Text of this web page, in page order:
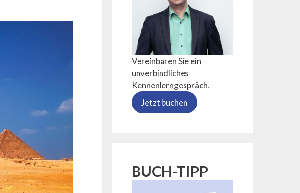
Vereinbaren Sie ein
unverbindliches
Kennenlerngespräch.
Jetzt buchen
BUCH-TIPP